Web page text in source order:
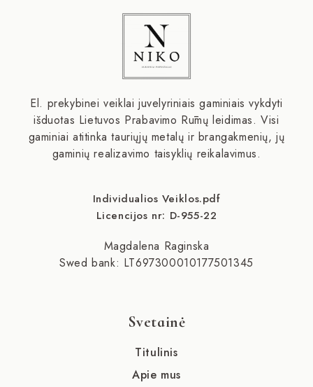
El. prekybinei veiklai juvelyriniais gaminiais vykdyti
išduotas Lietuvos Prabavimo Rūmų leidimas. Visi
gaminiai atitinka tauriųjų metalų ir brangakmenių, jų
gaminių realizavimo taisyklių reikalavimus.
Individualios Veiklos.pdf
Licencijos nr: D-955-22
Magdalena Raginska
Swed bank: LT697300010177501345
Svetainė
Titulinis
Apie mus